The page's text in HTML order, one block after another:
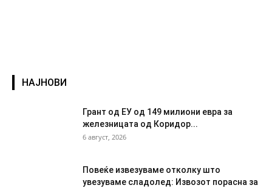
НАЈНОВИ
Грант од ЕУ од 149 милиони евра за
железницата од Коридор...
6 август, 2026
Повеќе извезуваме отколку што
увезуваме сладолед: Извозот порасна за